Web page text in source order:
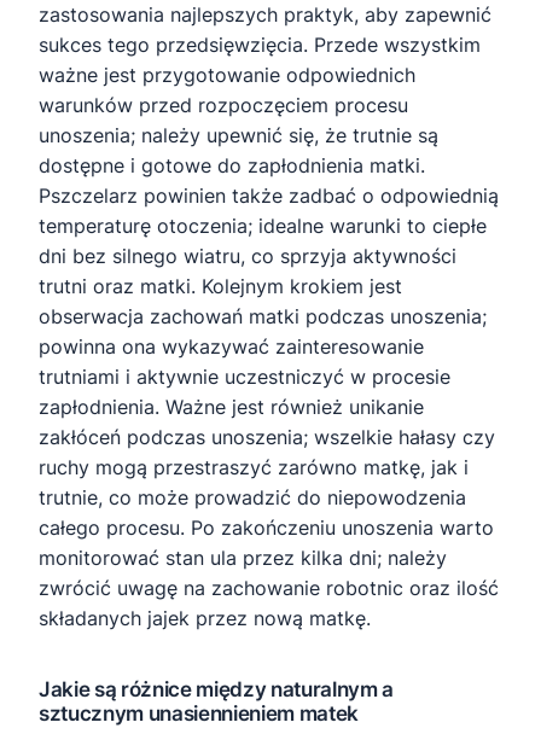
zastosowania najlepszych praktyk, aby zapewnić
sukces tego przedsięwzięcia. Przede wszystkim
ważne jest przygotowanie odpowiednich
warunków przed rozpoczęciem procesu
unoszenia; należy upewnić się, że trutnie są
dostępne i gotowe do zapłodnienia matki.
Pszczelarz powinien także zadbać o odpowiednią
temperaturę otoczenia; idealne warunki to ciepłe
dni bez silnego wiatru, co sprzyja aktywności
trutni oraz matki. Kolejnym krokiem jest
obserwacja zachowań matki podczas unoszenia;
powinna ona wykazywać zainteresowanie
trutniami i aktywnie uczestniczyć w procesie
zapłodnienia. Ważne jest również unikanie
zakłóceń podczas unoszenia; wszelkie hałasy czy
ruchy mogą przestraszyć zarówno matkę, jak i
trutnie, co może prowadzić do niepowodzenia
całego procesu. Po zakończeniu unoszenia warto
monitorować stan ula przez kilka dni; należy
zwrócić uwagę na zachowanie robotnic oraz ilość
składanych jajek przez nową matkę.
Jakie są różnice między naturalnym a
sztucznym unasiennieniem matek